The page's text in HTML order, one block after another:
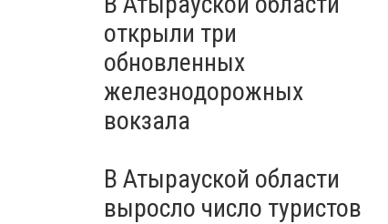
открыли три
обновленных
железнодорожных
вокзала
В Атырауской области
выросло число туристов